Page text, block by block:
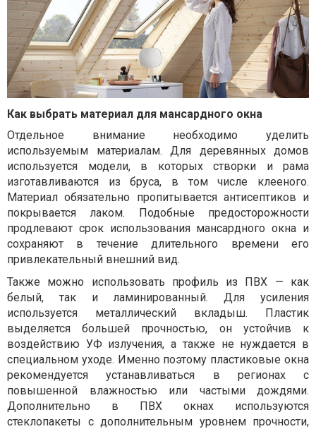
Как выбрать материал для мансардного окна
Отдельное внимание необходимо уделить
используемым материалам. Для деревянных домов
используется модели, в которых створки и рама
изготавливаются из бруса, в том числе клееного.
Материал обязательно пропитывается антисептиков и
покрывается лаком. Подобные предосторожности
продлевают срок использования мансардного окна и
сохраняют в течение длительного времени его
привлекательный внешний вид.
Также можно использовать профиль из ПВХ — как
белый, так и ламинированный. Для усиления
используется металлический вкладыш. Пластик
выделяется большей прочностью, он устойчив к
воздействию УФ излучения, а также не нуждается в
специальном уходе. Именно поэтому пластиковые окна
рекомендуется устанавливаться в регионах с
повышенной влажностью или частыми дождями.
Дополнительно в ПВХ окнах используются
стеклопакеты с дополнительным уровнем прочности,